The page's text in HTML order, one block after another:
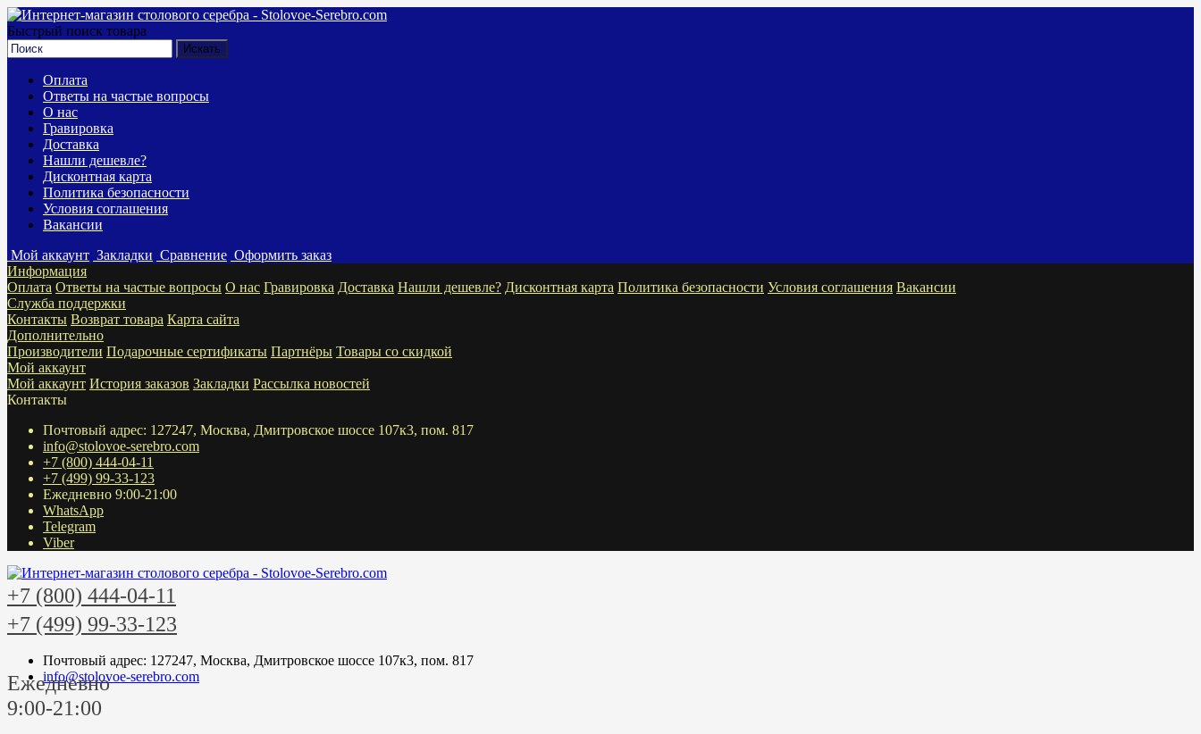
Быстрый поиск товара
Оплата
Ответы на частые вопросы
О нас
Гравировка
Доставка
Нашли дешевле?
Дисконтная карта
Политика безопасности
Условия соглашения
Вакансии
Мой аккаунт Закладки Сравнение Оформить заказ
Информация
Оплата Ответы на частые вопросы О нас Гравировка Доставка Нашли дешевле? Дисконтная карта Политика безопасности Условия соглашения Вакансии
Служба поддержки
Контакты Возврат товара Карта сайта
Дополнительно
Производители Подарочные сертификаты Партнёры Товары со скидкой
Мой аккаунт
Мой аккаунт История заказов Закладки Рассылка новостей
Контакты
Почтовый адрес: 127247, Москва, Дмитровское шоссе 107к3, пом. 817
info@stolovoe-serebro.com
+7 (800) 444-04-11
+7 (499) 99-33-123
Ежедневно 9:00-21:00
WhatsApp
Telegram
Viber
+7 (800) 444-04-11
+7 (499) 99-33-123
Почтовый адрес: 127247, Москва, Дмитровское шоссе 107к3, пом. 817
info@stolovoe-serebro.com
Ежедневно
9:00-21:00